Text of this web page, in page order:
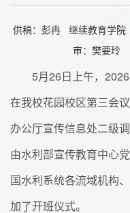
供稿：彭冉 继续教育学
审：樊要玲
5月26日上午，
在我校花园校区第三会
办公厅宣传信息处二级
由水利部宣传教育中心
国水利系统各流域机构
加了开班仪式。